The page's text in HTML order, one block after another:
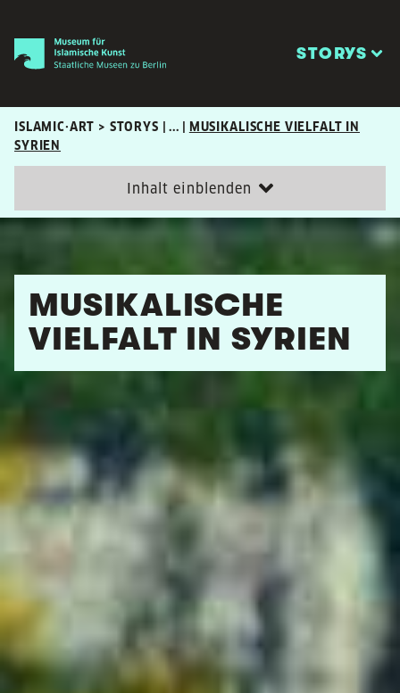
STORYS
ISLAMIC·ART > STORYS | ... |
MUSIKALISCHE VIELFALT IN
SYRIEN
Inhalt einblenden
MUSIKALISCHE
VIELFALT IN SYRIEN